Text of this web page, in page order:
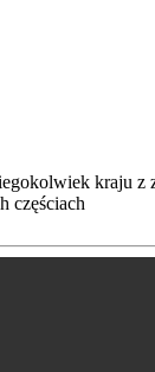
kraju z
częściach